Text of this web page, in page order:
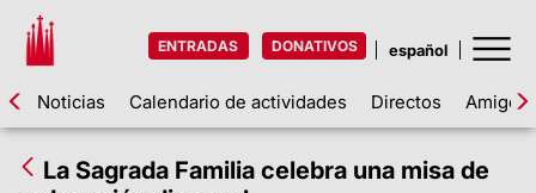
ENTRADAS DONATIVOS
Noticias Calendario de actividades Directos Amigos
La Sagrada Familia celebra una misa de